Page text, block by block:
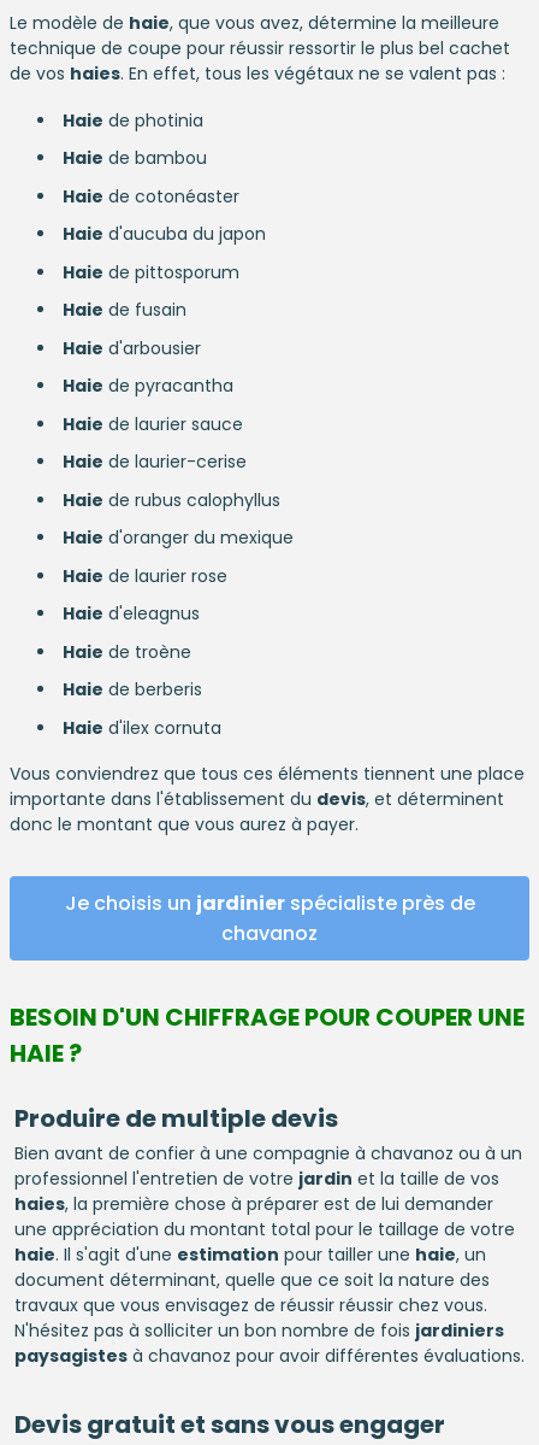
Le modèle de haie, que vous avez, détermine la meilleure
technique de coupe pour réussir ressortir le plus bel cachet
de vos haies. En effet, tous les végétaux ne se valent pas :
Haie de photinia
Haie de bambou
Haie de cotonéaster
Haie d'aucuba du japon
Haie de pittosporum
Haie de fusain
Haie d'arbousier
Haie de pyracantha
Haie de laurier sauce
Haie de laurier-cerise
Haie de rubus calophyllus
Haie d'oranger du mexique
Haie de laurier rose
Haie d'eleagnus
Haie de troène
Haie de berberis
Haie d'ilex cornuta
Vous conviendrez que tous ces éléments tiennent une place
importante dans l'établissement du devis, et déterminent
donc le montant que vous aurez à payer.
Je choisis un jardinierspécialiste près de
chavanoz
BESOIN D'UN CHIFFRAGE POUR COUPER UNE
HAIE ?
Produire de multiple devis
Bien avant de confier à une compagnie à chavanoz ou à un
professionnel l'entretien de votre jardin et la taille de vos
haies, la première chose à préparer est de lui demander
une appréciation du montant total pour le taillage de votre
haie. Il s'agit d'une estimation pour tailler une haie, un
document déterminant, quelle que ce soit la nature des
travaux que vous envisagez de réussir réussir chez vous.
N'hésitez pas à solliciter un bon nombre de fois jardiniers
paysagistesà chavanoz pour avoir différentes évaluations.
Devis gratuit et sans vous engager